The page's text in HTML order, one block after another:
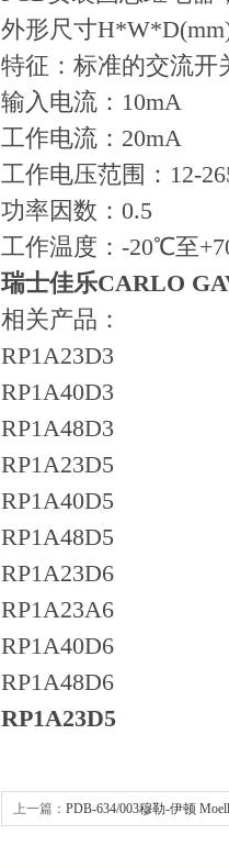
外形尺寸
特征：标准的交流开
输入电流：10mA
工作电流：20mA
工作电压范围：12-
功率因数：0.5
工作温度：-20℃至
瑞士佳乐CARLO
相关产品：
RP1A23D3
RP1A40D3
RP1A48D3
RP1A23D5
RP1A40D5
RP1A48D5
RP1A23D6
RP1A23A6
RP1A40D6
RP1A48D6
​RP1A23D5
上一篇： PDB-634/003穆勒-伊顿